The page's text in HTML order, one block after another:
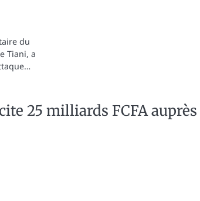
du
Tiani, a
25 milliards FCFA auprès